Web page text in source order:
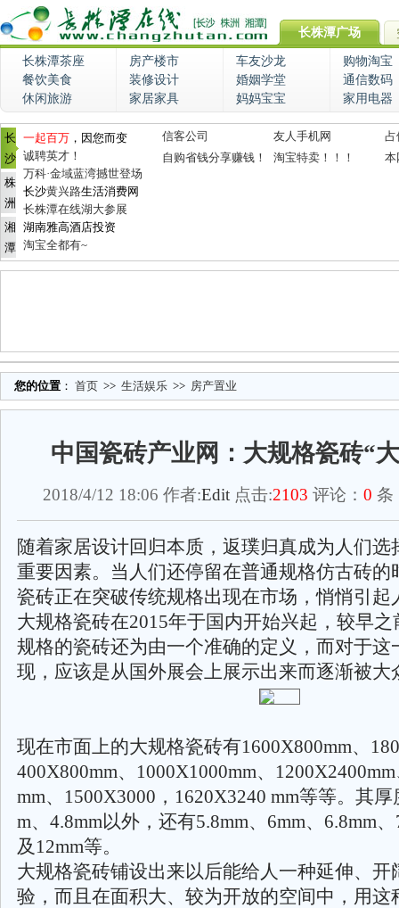
长株潭广场
长株潭茶座 房产楼市 车友沙龙
购物淘宝
餐饮美食
装修设计 婚姻学堂
通信数码
休闲旅游
家居家具 妈妈宝宝 家用电器
长
沙
株
洲
湘
潭
一起百万 ，因您而变
诚聘英才！
万科·金域蓝湾撼世登场
长沙黄兴路生活消费网
长株潭在线湖大参展
湖南雅高酒店投资
淘宝全都有~
信客公司 友人手机网
占
自购省钱分享赚钱！
淘宝特卖！！！ 本
您的位置 ： 首页 >> 生活娱乐 >> 房产置业
中国瓷砖产业网：大规格瓷砖“
2018/4/12 18:06 作者:Edit 点击:2103 评论： 0 条
随着家居设计回归本质，返璞归真成为人们选
重要因素。当人们还停留在普通规格仿古砖的
瓷砖正在突破传统规格出现在市场，悄悄引起
大规格瓷砖在2015年于国内开始兴起，较早
规格的瓷砖还为由一个准确的定义，而对于这
现，应该是从国外展会上展示出来而逐渐被大
现在市面上的大规格瓷砖有1600X800mm、
400X800mm、1000X1000mm、
mm、1500X3000，1620X3240 mm等等。其
m、4.8mm以外，还有5.8mm、6mm、6.8mm
及12mm等。
大规格瓷砖铺设出来以后能给人一种延伸、开
验，而且在面积大、较为开放的空间中，用这